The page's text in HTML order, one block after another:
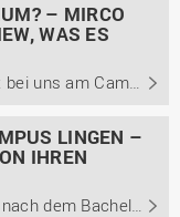
– MIRCO
WAS ES
Mirco Jonkeren ist 25 Jahre alt und hat bei uns am Campus Lingen seinen Bachelor of Engineering im dualen Studiengang Engineering technischer Systeme mit der Studienrichtung Maschinenbau erlangt. Im Gespräch berichtet er unter anderem von seinem Weg zum dualen Studium, seiner Einschätzung des ...
LINGEN –
IHREN
Das duale Studium am IDS muss nicht nach dem Bachelor enden. Wie Tanja Suilmann ihre Zeit am IDS erlebt hat, aus welchen Gründen sie sich nach ihrem dualen Bachelor noch für den dualen Master entschied, berichtet sie im Interview. Außerdem berichtet sie unter anderem von ihrem Arbeitsalltag und den ...